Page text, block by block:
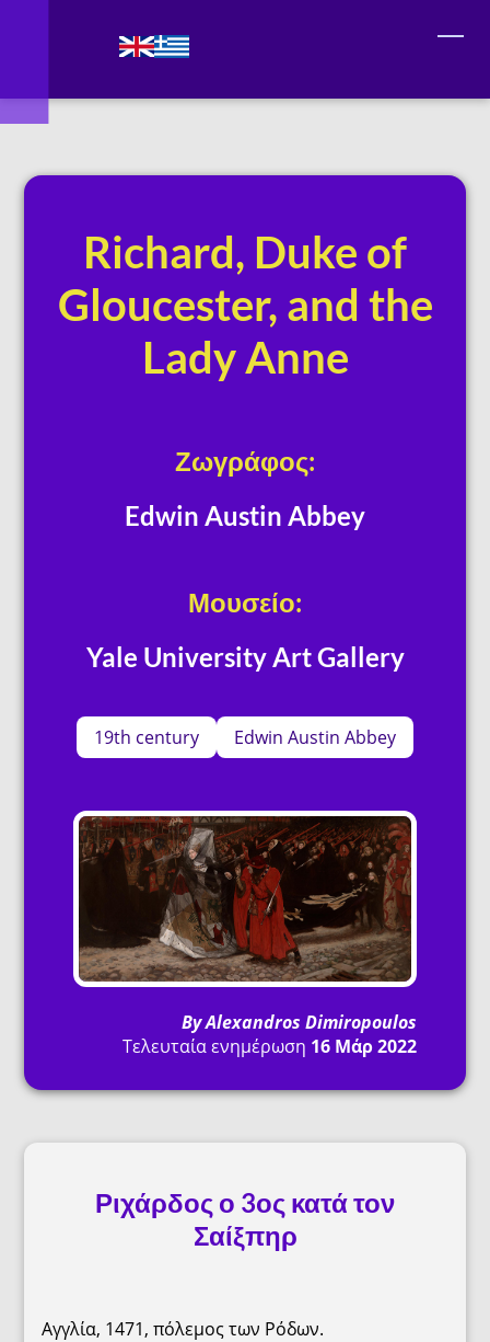
Richard, Duke of
Gloucester, and the
Lady Anne
Ζωγράφος:
Edwin Austin Abbey
Μουσείο:
Yale University Art Gallery
19th century Edwin Austin Abbey
ByAlexandros Dimiropoulos
Τελευταία ενημέρωση 16 Μάρ 2022
Ριχάρδος ο 3ος κατά τον
Σαίξπηρ
Αγγλία, 1471, πόλεμος των Ρόδων.